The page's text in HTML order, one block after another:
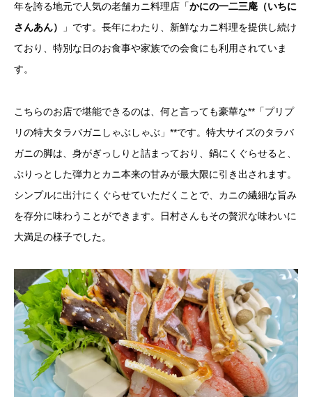
年を誇る地元で人気の老舗カニ料理店「かにの一二三庵（いちに
さんあん）
」です。長年にわたり、新鮮なカニ料理を提供し続け
ており、特別な日のお食事や家族での会食にも利用されていま
す。
こちらのお店で堪能できるのは、何と言っても豪華な**「プリプ
リの特大タラバガニしゃぶしゃぶ」**です。特大サイズのタラバ
ガニの脚は、身がぎっしりと詰まっており、鍋にくぐらせると、
ぷりっとした弾力とカニ本来の甘みが最大限に引き出されます。
シンプルに出汁にくぐらせていただくことで、カニの繊細な旨み
を存分に味わうことができます。日村さんもその贅沢な味わいに
大満足の様子でした。